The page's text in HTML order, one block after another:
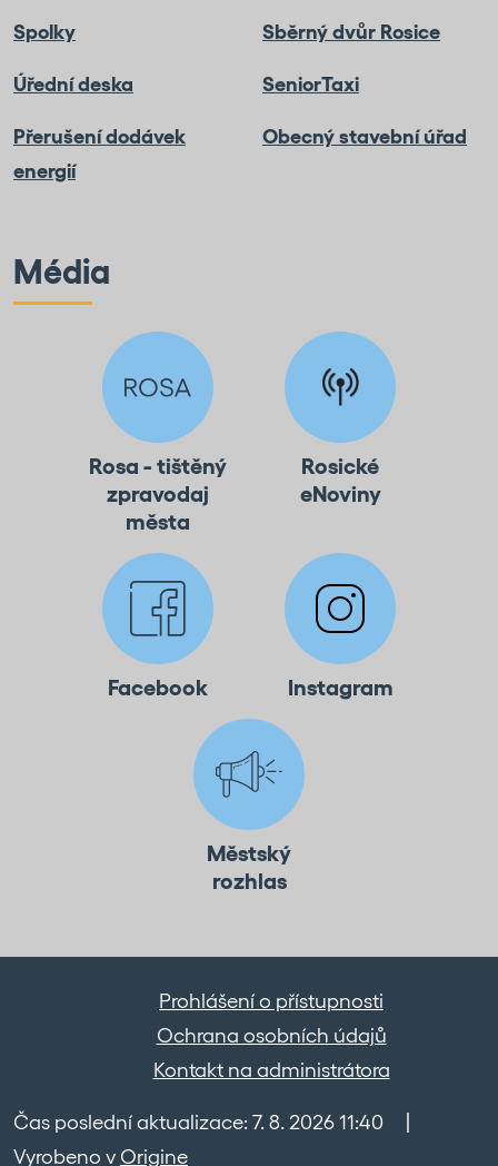
Spolky Sběrný dvůr Rosice
Úřední deska SeniorTaxi
Přerušení dodávek
energií
Obecný stavební úřad
Média
Rosa - tištěný
zpravodaj
města
Rosické
eNoviny
Facebook Instagram
Městský
rozhlas
Prohlášení o přístupnosti
Ochrana osobních údajů
Kontakt na administrátora
Čas poslední aktualizace: 7. 8. 2026 11:40
Vyrobeno v Origine